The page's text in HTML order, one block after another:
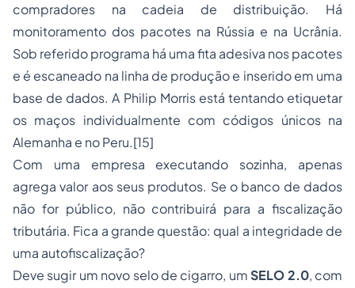
compradores na cadeia de distribuição. Há
monitoramento dos pacotes na Rússia e na Ucrânia.
Sob referido programa há uma fita adesiva nos pacotes
e é escaneado na linha de produção e inserido em uma
base de dados. A Philip Morris está tentando etiquetar
os maços individualmente com códigos únicos na
Alemanha e no Peru.[15]
Com uma empresa executando sozinha, apenas
agrega valor aos seus produtos. Se o banco de dados
não for público, não contribuirá para a fiscalização
tributária. Fica a grande questão: qual a integridade de
uma autofiscalização?
Deve sugir um novo selo de cigarro, umSELO 2.0, com